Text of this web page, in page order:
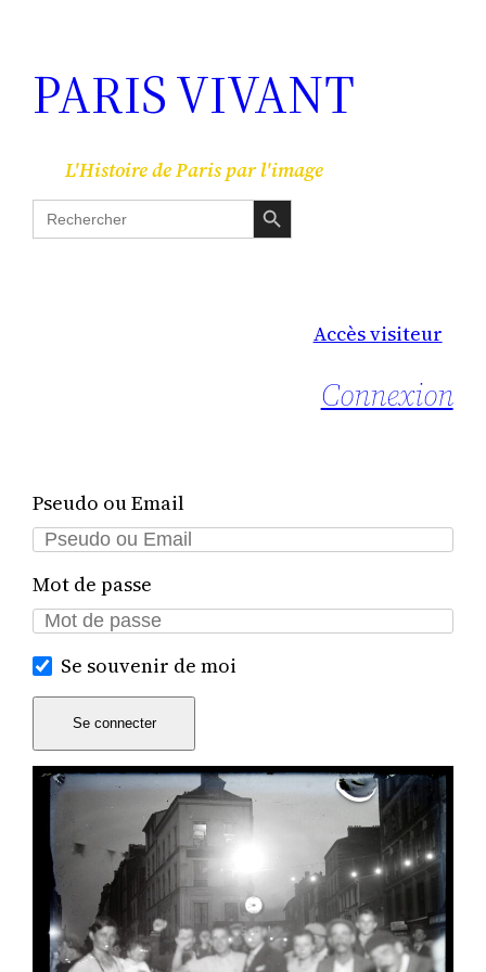
PARIS VIVANT
L'Histoire de Paris par l'image
Search
for:
Search Button
Accès visiteur
Connexion
Pseudo ou Email
Mot de passe
Se souvenir de moi